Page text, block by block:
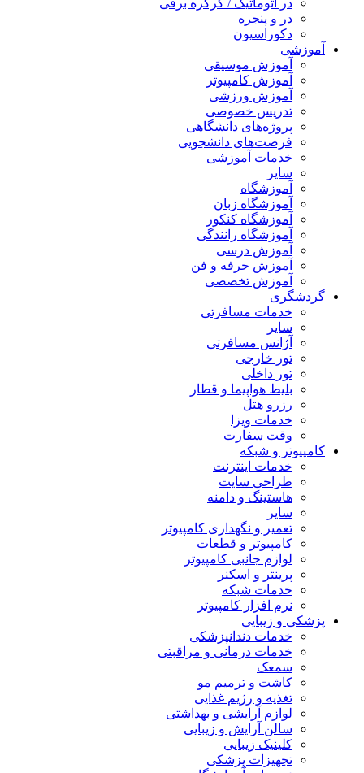
در اتوماتیک / کرکره برقی
در و پنجره
دکوراسیون
آموزشی
آموزش موسیقی
آموزش کامپیوتر
آموزش ورزشی
تدریس خصوصی
پروژه‌های دانشگاهی
فرصت‌های دانشجویی
خدمات آموزشی
سایر
آموزشگاه
آموزشگاه زبان
آموزشگاه کنکور
آموزشگاه رانندگی
آموزش درسی
آموزش حرفه و فن
آموزش تخصصی
گردشگری
خدمات مسافرتی
سایر
آژانس مسافرتی
تور خارجی
تور داخلی
بلیط هواپیما و قطار
رزرو هتل
خدمات ویزا
وقت سفارت
کامپیوتر و شبکه
خدمات اینترنت
طراحی سایت
هاستینگ و دامنه
سایر
تعمیر و نگهداری کامپیوتر
کامپیوتر و قطعات
لوازم جانبی کامپیوتر
پرینتر و اسکنر
خدمات شبکه
نرم افزار کامپیوتر
پزشکی و زیبایی
خدمات دندانپزشکی
خدمات درمانی و مراقبتی
سمعک
کاشت و ترمیم مو
تغذیه و رژیم غذایی
لوازم آرایشی و بهداشتی
سالن آرایش و زیبایی
کلینیک زیبایی
تجهیزات پزشکی